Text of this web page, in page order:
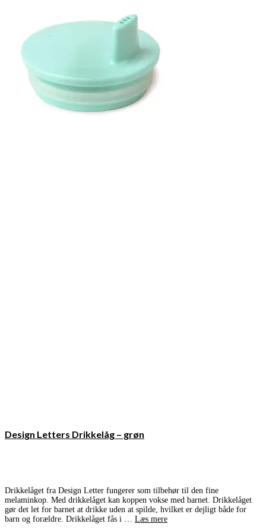
Design Letters Drikkelåg – grøn
Drikkelåget fra Design Letter fungerer som tilbehør til den fine
melaminkop. Med drikkelåget kan koppen vokse med barnet. Drikkelåget
gør det let for barnet at drikke uden at spilde, hvilket er dejligt både for
barn og forældre. Drikkelåget fås i … Læs mere